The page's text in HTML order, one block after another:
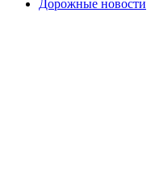
Дорожные новости